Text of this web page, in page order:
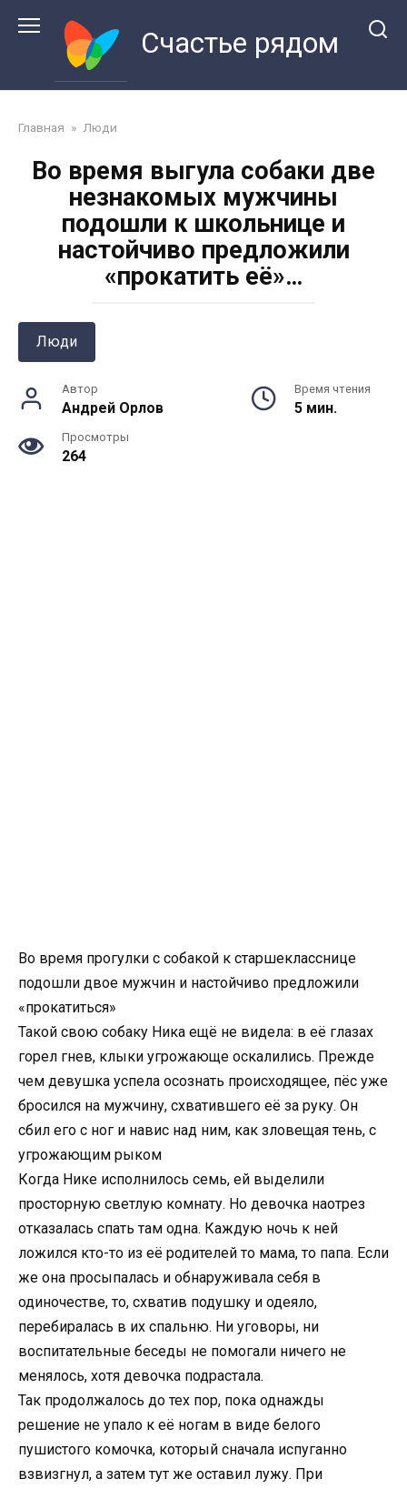
Счастье рядом
Главная » Люди
Во время выгула собаки две
незнакомых мужчины
подошли к школьнице и
настойчиво предложили
«прокатить её»…
Люди
Автор
Андрей Орлов
Время чтения
5 мин.
Просмотры
264
Во время прогулки с собакой к старшекласснице
подошли двое мужчин и настойчиво предложили
«прокатиться»
Такой свою собаку Ника ещё не видела: в её глазах
горел гнев, клыки угрожающе оскалились. Прежде
чем девушка успела осознать происходящее, пёс уже
бросился на мужчину, схватившего её за руку. Он
сбил его с ног и навис над ним, как зловещая тень, с
угрожающим рыком
Когда Нике исполнилось семь, ей выделили
просторную светлую комнату. Но девочка наотрез
отказалась спать там одна. Каждую ночь к ней
ложился кто-то из её родителей то мама, то папа. Если
же она просыпалась и обнаруживала себя в
одиночестве, то, схватив подушку и одеяло,
перебиралась в их спальню. Ни уговоры, ни
воспитательные беседы не помогали ничего не
менялось, хотя девочка подрастала.
Так продолжалось до тех пор, пока однажды
решение не упало к её ногам в виде белого
пушистого комочка, который сначала испуганно
взвизгнул, а затем тут же оставил лужу. При